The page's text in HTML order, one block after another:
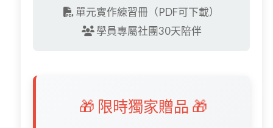
單元實作練習冊 （PDF可下載）
學員專屬社團30天陪伴
🎁 限時獨家贈品 🎁